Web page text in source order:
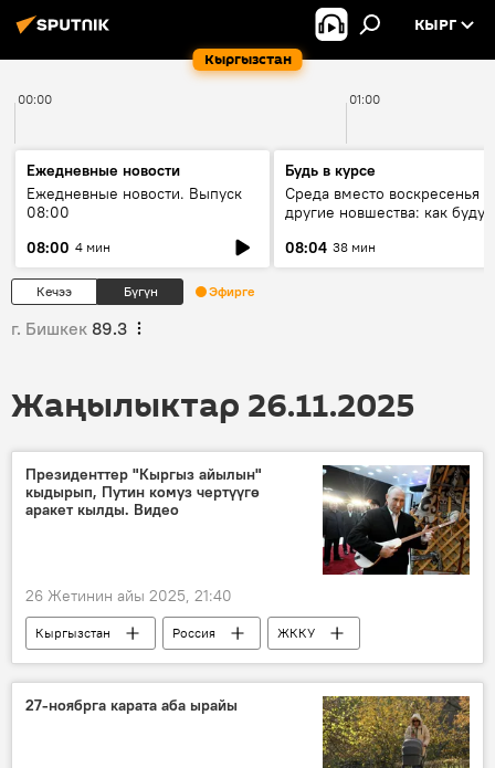
Кыргызстан
КЫРГ
00:00 01:00
Ежедневные новости
Ежедневные новости. Выпуск
08:00
08:00 4 мин
Будь в курсе
Среда вместо воскресенья и
другие новшества: как будут
08:04 38 мин
Кечээ Бүгүн Эфирге
г. Бишкек 89.3
Жаңылыктар 26.11.2025
Президенттер "Кыргыз айылын"
кыдырып, Путин комуз чертүүгө
аракет кылды. Видео
26 Жетинин айы 2025, 21:40
Кыргызстан Россия
ЖККУ
Владимир Путин
саммит
комуз
президент
27-ноябрга карата аба ырайы